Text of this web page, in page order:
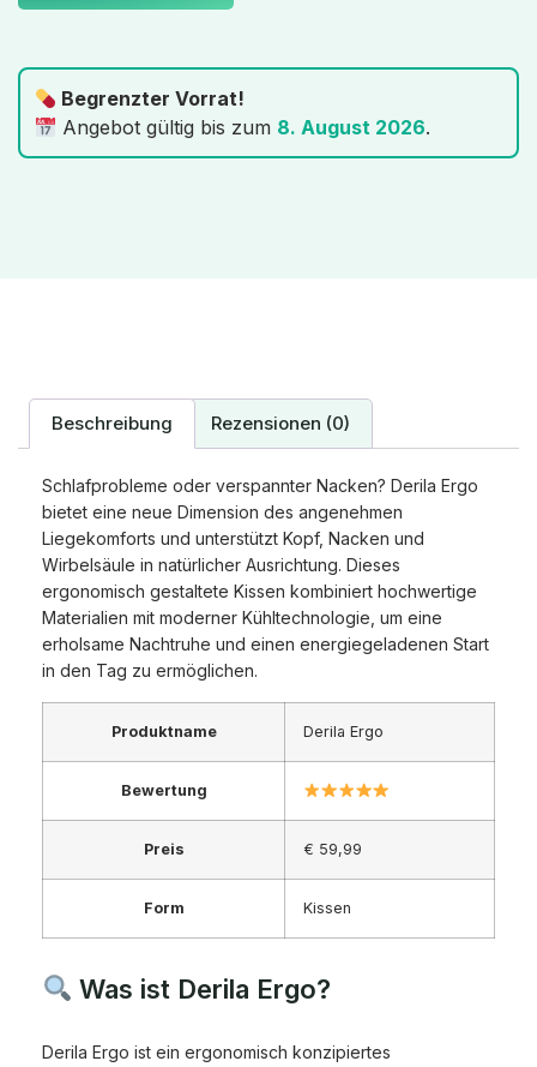
Begrenzter Vorrat!
Angebot gültig bis zum 8. August 2026.
Beschreibung Rezensionen (0)
Schlafprobleme oder verspannter Nacken? Derila Ergo
bietet eine neue Dimension des angenehmen
Liegekomforts und unterstützt Kopf, Nacken und
Wirbelsäule in natürlicher Ausrichtung. Dieses
ergonomisch gestaltete Kissen kombiniert hochwertige
Materialien mit moderner Kühltechnologie, um eine
erholsame Nachtruhe und einen energiegeladenen Start
in den Tag zu ermöglichen.
Produktname Derila Ergo
Bewertung
Preis € 59,99
Form Kissen
Was ist Derila Ergo?
Derila Ergo ist ein ergonomisch konzipiertes